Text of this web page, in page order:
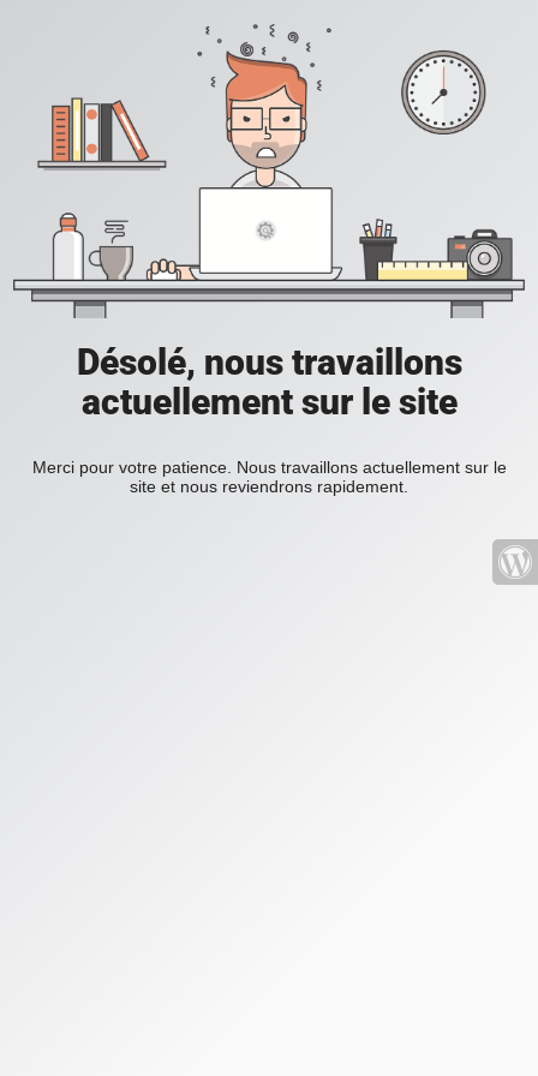
Désolé, nous travaillons
actuellement sur le site
Merci pour votre patience. Nous travaillons actuellement sur le
site et nous reviendrons rapidement.